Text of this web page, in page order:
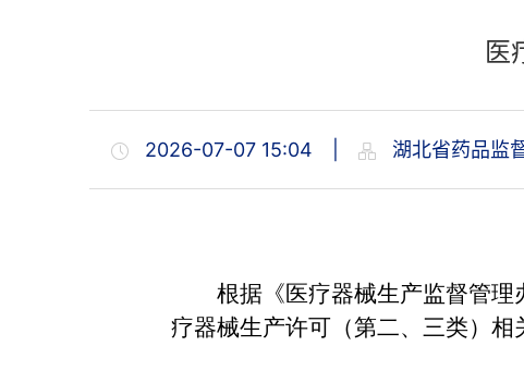
医
2026-07-07 15:04 湖北省药品监
根据《医疗器械生产监督管
疗器械生产许可（第二、三类）相